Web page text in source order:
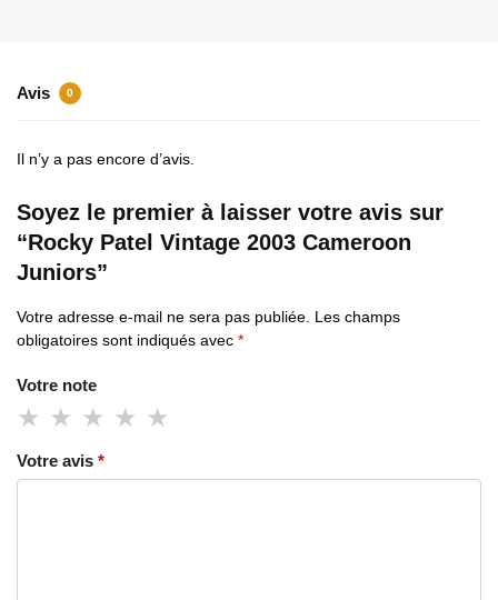
Avis 0
Il n’y a pas encore d’avis.
Soyez le premier à laisser votre avis sur
“Rocky Patel Vintage 2003 Cameroon
Juniors”
Votre adresse e-mail ne sera pas publiée. Les champs
obligatoires sont indiqués avec *
Votre note
Votre avis *